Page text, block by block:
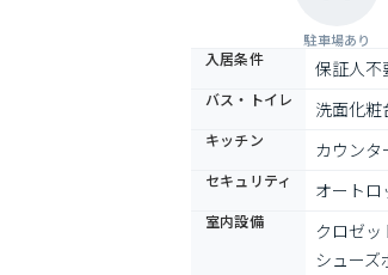
駐車場あり
入居条件 保証人不
バス・トイレ 洗面化
キッチン カウンタ
セキュリティ オートロ
室内設備
クロゼッ
シューズ